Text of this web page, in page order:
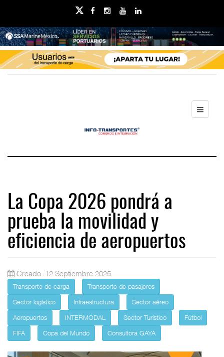
La Copa 2026 pondrá a
prueba la movilidad y
eficiencia de aeropuertos
Creado: 12 Septiembre 2025
Transporte de carga
Transporte de pasajeros
Sector logístico
Infraestructura
Sector aéreo
Aeropuertos
INTERMODAL Sector Turístico
Fútbol
FIFA
Copa del Mundo Consultora GAYA